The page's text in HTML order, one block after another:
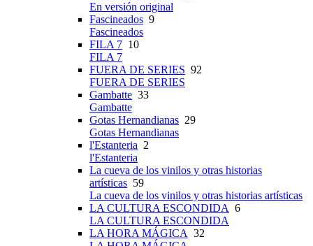
En versión original
Fascineados 9
Fascineados
FILA 7 10
FILA 7
FUERA DE SERIES 92
FUERA DE SERIES
Gambatte 33
Gambatte
Gotas Hernandianas 29
Gotas Hernandianas
l'Estanteria 2
l'Estanteria
La cueva de los vinilos y otras historias
artísticas 59
La cueva de los vinilos y otras historias artísticas
LA CULTURA ESCONDIDA 6
LA CULTURA ESCONDIDA
LA HORA MÁGICA 32